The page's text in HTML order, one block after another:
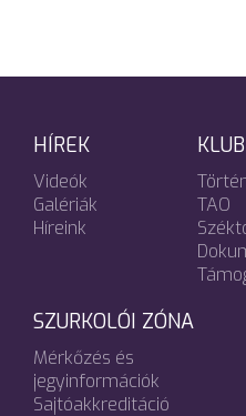
HÍREK
Videók
Galériák
Híreink
KLUB
TAO
SZURKOLÓI ZÓNA
Mérkőzés és
jegyinformációk
Sajtóakkreditáció